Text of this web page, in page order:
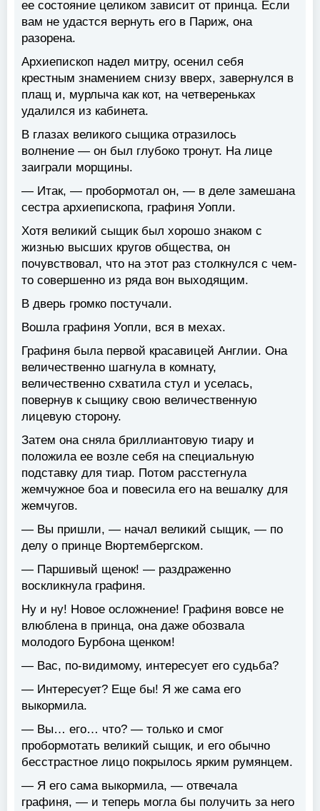
ее состояние целиком зависит от принца. Если
вам не удастся вернуть его в Париж, она
разорена.
Архиепископ надел митру, осенил себя
крестным знамением снизу вверх, завернулся в
плащ и, мурлыча как кот, на четвереньках
удалился из кабинета.
В глазах великого сыщика отразилось
волнение — он был глубоко тронут. На лице
заиграли морщины.
— Итак, — пробормотал он, — в деле замешана
сестра архиепископа, графиня Уопли.
Хотя великий сыщик был хорошо знаком с
жизнью высших кругов общества, он
почувствовал, что на этот раз столкнулся с чем-
то совершенно из ряда вон выходящим.
В дверь громко постучали.
Вошла графиня Уопли, вся в мехах.
Графиня была первой красавицей Англии. Она
величественно шагнула в комнату,
величественно схватила стул и уселась,
повернув к сыщику свою величественную
лицевую сторону.
Затем она сняла бриллиантовую тиару и
положила ее возле себя на специальную
подставку для тиар. Потом расстегнула
жемчужное боа и повесила его на вешалку для
жемчугов.
— Вы пришли, — начал великий сыщик, — по
делу о принце Вюртембергском.
— Паршивый щенок! — раздраженно
воскликнула графиня.
Ну и ну! Новое осложнение! Графиня вовсе не
влюблена в принца, она даже обозвала
молодого Бурбона щенком!
— Вас, по-видимому, интересует его судьба?
— Интересует? Еще бы! Я же сама его
выкормила.
— Вы… его… что? — только и смог
пробормотать великий сыщик, и его обычно
бесстрастное лицо покрылось ярким румянцем.
— Я его сама выкормила, — отвечала
графиня, — и теперь могла бы получить за него